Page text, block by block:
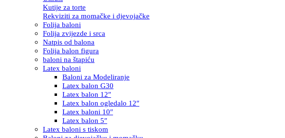
Kutije za torte
Rekviziti za momačke i djevojačke
Folija baloni
Folija zvijezde i srca
Natpis od balona
Folija balon figura
baloni na štapiću
Latex baloni
Baloni za Modeliranje
Latex balon G30
Latex balon 12″
Latex balon ogledalo 12″
Latex baloni 10″
Latex balon 5″
Latex baloni s tiskom